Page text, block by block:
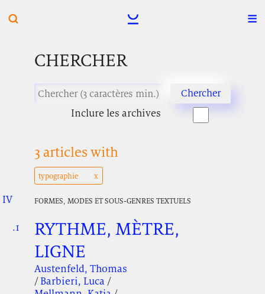
CHERCHER
Inclure les archives
3 articles with
typographie
IV. FORMES, MODES ET SOUS-GENRES TEXTUELS
.1
RYTHME, MÈTRE,
LIGNE
Austenfeld, Thomas
/Barbieri, Luca/